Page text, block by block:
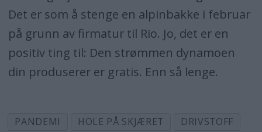
Det er som å stenge en alpinbakke i februar
på grunn av firmatur til Rio. Jo, det er en
positiv ting til: Den strømmen dynamoen
din produserer er gratis. Enn så lenge.
PANDEMI HOLE PÅ SKJÆRET
DRIVSTOFF